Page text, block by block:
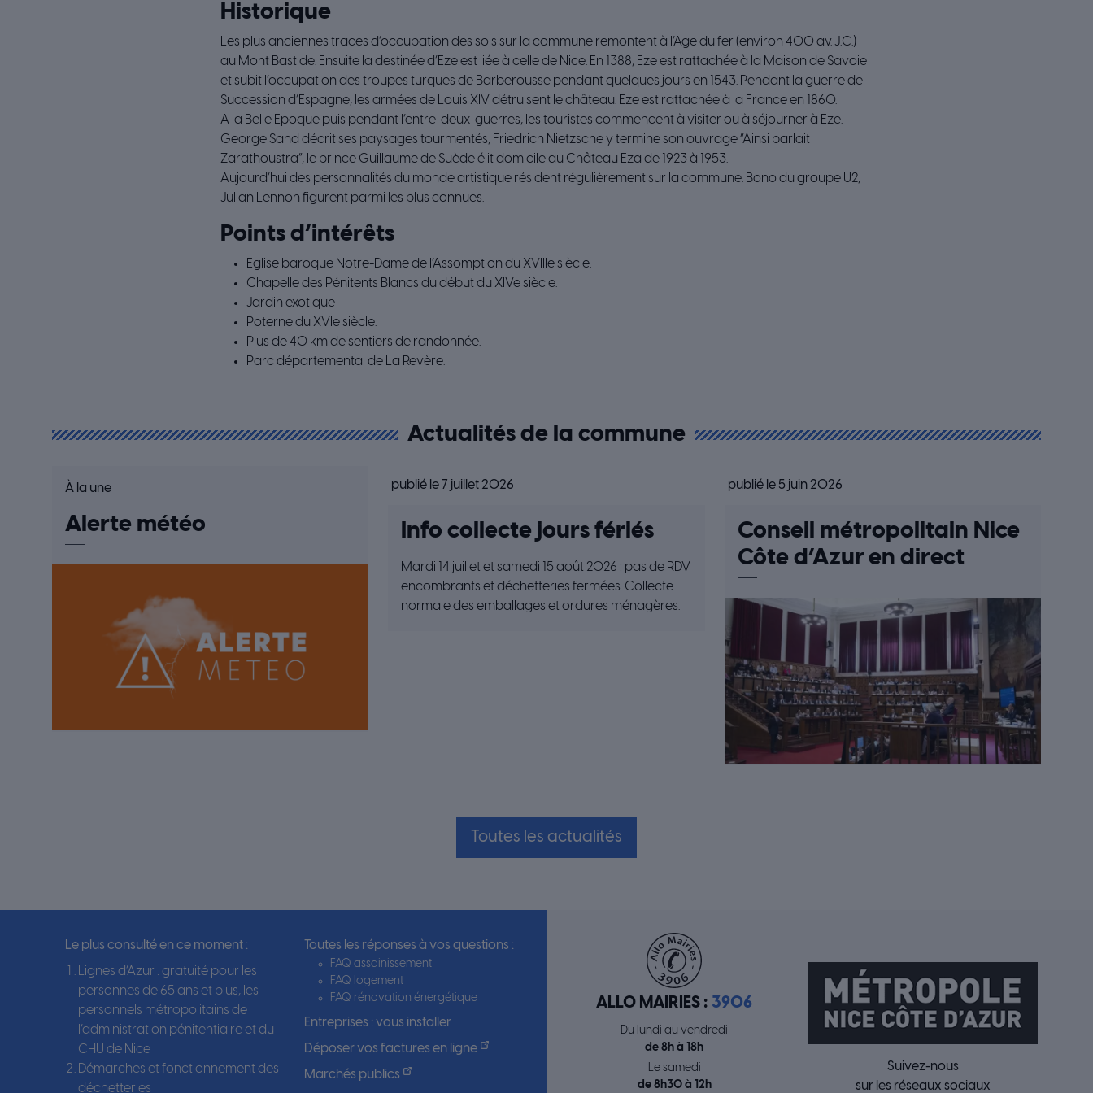
Historique
Les plus anciennes traces d’occupation des sols sur la commune remontent à l’Age du fer (environ 400 av. J.C.)
au Mont Bastide. Ensuite la destinée d’Eze est liée à celle de Nice. En 1388, Eze est rattachée à la Maison de Savoie
et subit l’occupation des troupes turques de Barberousse pendant quelques jours en 1543. Pendant la guerre de
Succession d’Espagne, les armées de Louis XIV détruisent le château. Eze est rattachée à la France en 1860.
A la Belle Epoque puis pendant l’entre-deux-guerres, les touristes commencent à visiter ou à séjourner à Eze.
George Sand décrit ses paysages tourmentés, Friedrich Nietzsche y termine son ouvrage “Ainsi parlait
Zarathoustra”, le prince Guillaume de Suède élit domicile au Château Eza de 1923 à 1953.
Aujourd’hui des personnalités du monde artistique résident régulièrement sur la commune. Bono du groupe U2,
Julian Lennon figurent parmi les plus connues.
Points d’intérêts
Eglise baroque Notre-Dame de l’Assomption du XVIIIe siècle.
Chapelle des Pénitents Blancs du début du XIVe siècle.
Jardin exotique
Poterne du XVIe siècle.
Plus de 40 km de sentiers de randonnée.
Parc départemental de La Revère.
Actualités de la commune
À la une
Alerte météo
publié le 7 juillet 2026
Info collecte jours fériés
Mardi 14 juillet et samedi 15 août 2026 : pas de RDV
encombrants et déchetteries fermées. Collecte
normale des emballages et ordures ménagères.
publié le 5 juin 2026
Conseil métropolitain Nice
Côte d’Azur en direct
Toutes les actualités
Le plus consulté en ce moment :
Lignes d’Azur : gratuité pour les
personnes de 65 ans et plus, les
personnels métropolitains de
l’administration pénitentiaire et du
CHU de Nice
Démarches et fonctionnement des
déchetteries
Toutes les réponses à vos questions :
FAQ assainissement
FAQ logement
FAQ rénovation énergétique
Entreprises : vous installer
Déposer vos factures en ligne
Marchés publics
ALLO MAIRIES : 3906
Du lundi au vendredi
de 8h à 18h
Le samedi
de 8h30 à 12h
Suivez-nous
sur les réseaux sociaux